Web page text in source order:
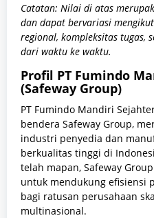
Catatan: Nilai di atas
dan dapat bervariasi
regional, kompleksitas tugas,
dari waktu ke waktu.
Profil PT Fumindo
(Safeway Group)
PT Fumindo Mandiri
bendera Safeway Group,
industri penyedia dan
berkualitas tinggi di
telah mapan, Safeway
untuk mendukung efisiensi
bagi ratusan perusahaan
multinasional.